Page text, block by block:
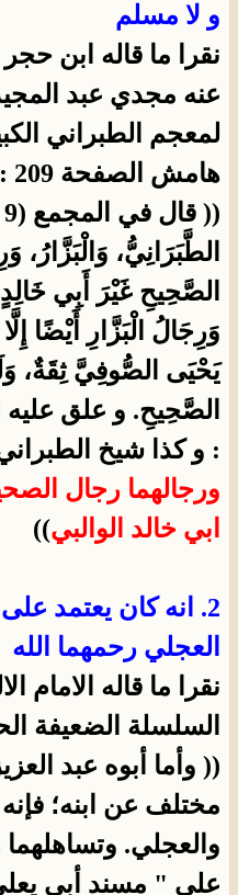
و لا مسلم
نقرا ما قاله ابن
عنه مجدي عبد
لمعجم الطبراني
هامش الصفحة 209 :
الطَّبَرَانِيُّ،
الصَّحِيحِ غَيْرَ أَبِي
وَرِجَالُ الْبَزَّارِ أَيْضًا
يَحْيَى الصُّوفِيَّ ثِقَةٌ،
الصَّحِيحِ. و علق
: و كذا شيخ
ورجالهما رجال
ابي خالد الوالبي))
2.
انه كان يعتمد
العجلي رحمهما الله
نقرا ما قاله الامام
السلسلة الضعيفة
(( وأما أبوه عبد
مختلف عن ابنه؛
والعجلي.
على " مسند أبي